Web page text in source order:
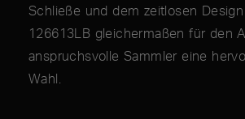
Schließe und dem zeitlosen
126613LB gleichermaßen für den
anspruchsvolle Sammler eine
Wahl.